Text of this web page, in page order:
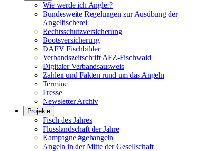
Wie werde ich Angler?
Bundesweite Regelungen zur Ausübung der
Angelfischerei
Rechtsschutzversicherung
Bootsversicherung
DAFV Fischbilder
Verbandszeitschrift AFZ-Fischwaid
Digitaler Verbandsausweis
Zahlen und Fakten rund um das Angeln
Termine
Presse
Newsletter Archiv
Projekte
Fisch des Jahres
Flusslandschaft der Jahre
Kampagne #gehangeln
Angeln in der Mitte der Gesellschaft